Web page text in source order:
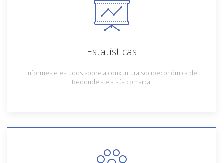
Estatísticas
Informes e estudos sobre a conxuntura socioeconómica de
Redondela e a súa comarca.